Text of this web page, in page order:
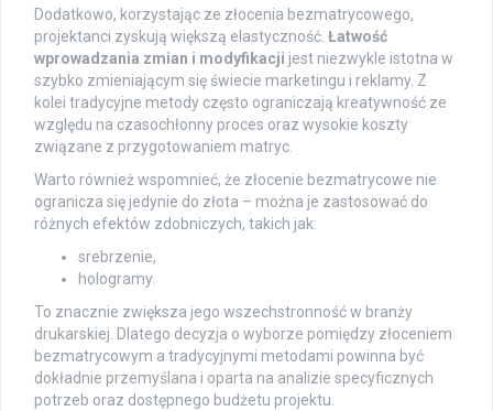
Dodatkowo, korzystając ze złocenia bezmatrycowego,
projektanci zyskują większą elastyczność. Łatwość
wprowadzania zmian i modyfikacji jest niezwykle istotna w
szybko zmieniającym się świecie marketingu i reklamy. Z
kolei tradycyjne metody często ograniczają kreatywność ze
względu na czasochłonny proces oraz wysokie koszty
związane z przygotowaniem matryc.
Warto również wspomnieć, że złocenie bezmatrycowe nie
ogranicza się jedynie do złota – można je zastosować do
różnych efektów zdobniczych, takich jak:
srebrzenie,
hologramy.
To znacznie zwiększa jego wszechstronność w branży
drukarskiej. Dlatego decyzja o wyborze pomiędzy złoceniem
bezmatrycowym a tradycyjnymi metodami powinna być
dokładnie przemyślana i oparta na analizie specyficznych
potrzeb oraz dostępnego budżetu projektu.